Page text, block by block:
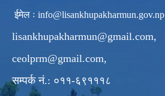
ईमेल ः info@lisankhupakharmun.gov.np
lisankhupakharmun@gmail.com,
ceolprm@gmail.com,
सम्पर्क नं.: ०११-६९१११८